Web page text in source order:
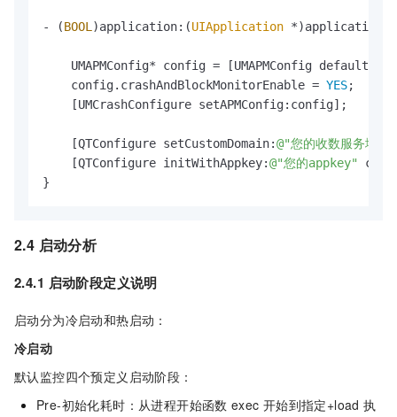
- (BOOL )application:(UIApplication *)application
UMAPMConfig* config = [UMAPMConfig
    config.crashAndBlockMonitorEnable =
YES;
    [UMCrashConfigure setAPMConfig:config];
    [QTConfigure setCustomDomain:
@"您的收数服务域名"
    [QTConfigure initWithAppkey:
@"您的appkey"
}
2.4 启动分析
2.4.1 启动阶段定义说明
启动分为冷启动和热启动：
冷启动
默认监控四个预定义启动阶段：
Pre-初始化耗时：从进程开始函数 exec 开始到指定+load 执